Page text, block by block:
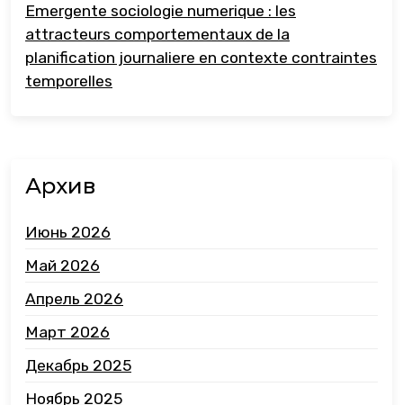
Emergente sociologie numerique : les
attracteurs comportementaux de la
planification journaliere en contexte contraintes
temporelles
Архив
Июнь 2026
Май 2026
Апрель 2026
Март 2026
Декабрь 2025
Ноябрь 2025